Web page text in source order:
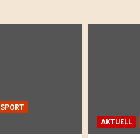
SPORT
AKTUELL